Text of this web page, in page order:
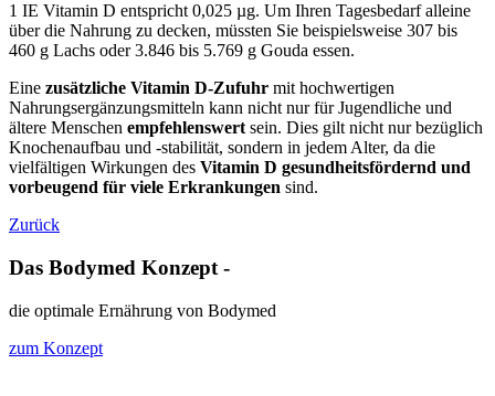
1 IE Vitamin D entspricht 0,025 µg. Um Ihren Tagesbedarf alleine
über die Nahrung zu decken, müssten Sie beispielsweise 307 bis
460 g Lachs oder 3.846 bis 5.769 g Gouda essen.
Eine zusätzliche Vitamin D-Zufuhr mit hochwertigen
Nahrungsergänzungsmitteln kann nicht nur für Jugendliche und
ältere Menschen empfehlenswert sein. Dies gilt nicht nur bezüglich
Knochenaufbau und -stabilität, sondern in jedem Alter, da die
vielfältigen Wirkungen des Vitamin D gesundheitsfördernd und
vorbeugend für viele Erkrankungen sind.
Zurück
Das Bodymed Konzept -
die optimale Ernährung von Bodymed
zum Konzept